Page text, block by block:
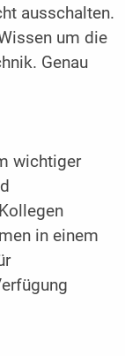
ausschalten.
um die
Genau
wichtiger
in einem